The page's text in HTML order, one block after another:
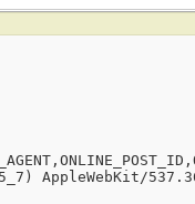
AppleWebKit/